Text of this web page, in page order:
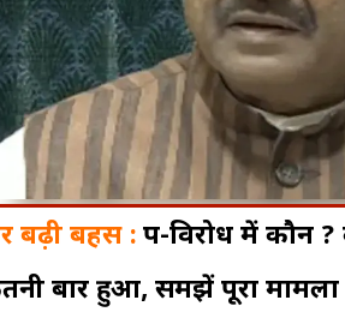
बढ़ी बहस : पक्ष-विरोध में कौन
बार हुआ, समझें पूरा मामला